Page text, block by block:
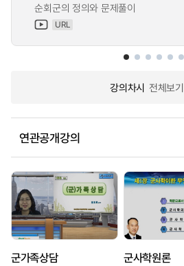
순회군의 정의와 문제풀이
URL
강의차시 전체보기
연관공개강의
군가족상담 군사학원론